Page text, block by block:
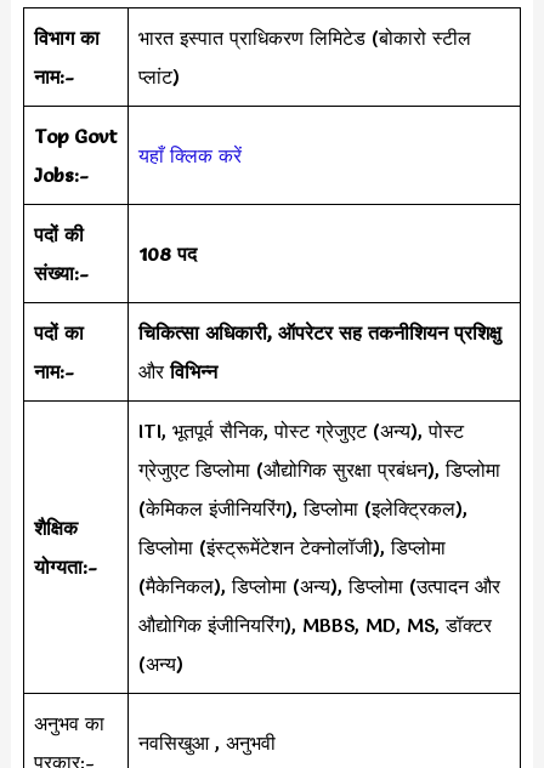
विभाग का
नाम:-
भारत इस्पात प्राधिकरण लिमिटेड (बोकारो स्टील
प्लांट)
Top Govt
Jobs:-
यहाँ क्लिक करें
पदों की
संख्या:-
108 पद
पदों का
नाम:-
चिकित्सा अधिकारी, ऑपरेटर सह तकनीशियन प्रशिक्षु
औरविभिन्न
शैक्षिक
योग्यता:-
ITI, भूतपूर्व सैनिक, पोस्ट ग्रेजुएट (अन्य), पोस्ट
ग्रेजुएट डिप्लोमा (औद्योगिक सुरक्षा प्रबंधन), डिप्लोमा
(केमिकल इंजीनियरिंग), डिप्लोमा (इलेक्ट्रिकल),
डिप्लोमा (इंस्ट्रूमेंटेशन टेक्नोलॉजी), डिप्लोमा
(मैकेनिकल), डिप्लोमा (अन्य), डिप्लोमा (उत्पादन और
औद्योगिक इंजीनियरिंग), MBBS, MD, MS, डॉक्टर
(अन्य)
अनुभव का
प्रकार:-
नवसिखुआ , अनुभवी